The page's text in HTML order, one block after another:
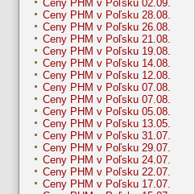
Ceny PHM v Poľsku 02.09.
Ceny PHM v Poľsku 28.08.
Ceny PHM v Poľsku 26.08.
Ceny PHM v Poľsku 21.08.
Ceny PHM v Poľsku 19.08.
Ceny PHM v Poľsku 14.08.
Ceny PHM v Poľsku 12.08.
Ceny PHM v Poľsku 07.08.
Ceny PHM v Poľsku 07.08.
Ceny PHM v Poľsku 05.08.
Ceny PHM v Poľsku 13.05.
Ceny PHM v Poľsku 31.07.
Ceny PHM v Poľsku 29.07.
Ceny PHM v Poľsku 24.07.
Ceny PHM v Poľsku 22.07.
Ceny PHM v Poľsku 17.07.